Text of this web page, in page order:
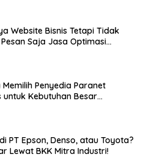
Website Bisnis Tetapi Tidak
Saja Jasa Optimasi
Memilih Penyedia Paranet
untuk Kebutuhan Besar
PT Epson, Denso, atau Toyota?
Lewat BKK Mitra Industri!